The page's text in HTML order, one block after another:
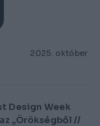
2025. október
Design Week
„Örökségből //